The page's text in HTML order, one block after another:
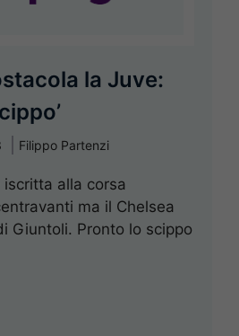
la Juve:
Filippo Partenzi
alla corsa
ma il Chelsea
Giuntoli. Pronto lo scippo